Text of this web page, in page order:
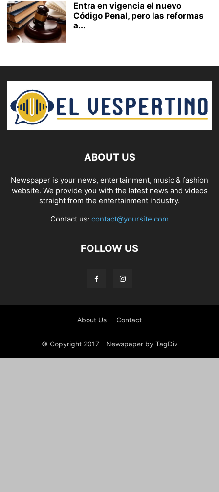
Entra en vigencia el nuevo
Código Penal, pero las reformas
a...
ABOUT US
Newspaper is your news, entertainment, music & fashion
website. We provide you with the latest news and videos
straight from the entertainment industry.
Contact us: contact@yoursite.com
FOLLOW US
About Us Contact
© Copyright 2017 - Newspaper by TagDiv